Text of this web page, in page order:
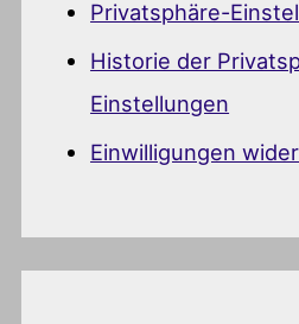
Privatsphäre-
Historie der
Einstellungen
Einwilligungen